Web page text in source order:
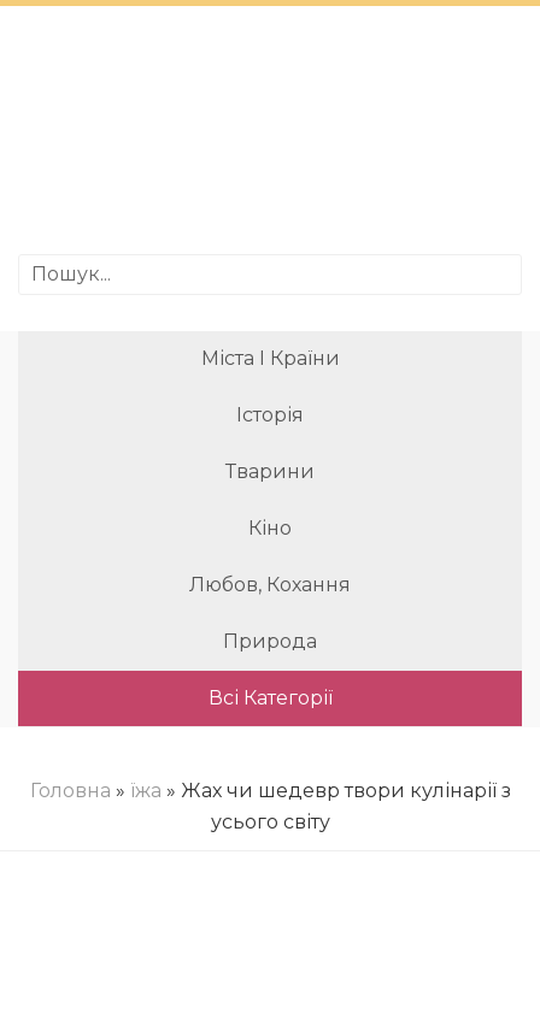
Міста І Країни
Історія
Тварини
Кіно
Любов, Кохання
Природа
Всі Категорії
Головна » їжа » Жах чи шедевр твори кулінарії з
усього світу